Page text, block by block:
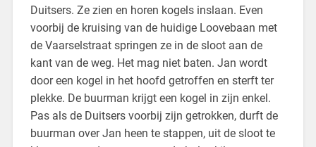
Duitsers. Ze zien en horen kogels inslaan. Even
voorbij de kruising van de huidige Loovebaan met
de Vaarselstraat springen ze in de sloot aan de
kant van de weg. Het mag niet baten. Jan wordt
door een kogel in het hoofd getroffen en sterft ter
plekke. De buurman krijgt een kogel in zijn enkel.
Pas als de Duitsers voorbij zijn getrokken, durft de
buurman over Jan heen te stappen, uit de sloot te